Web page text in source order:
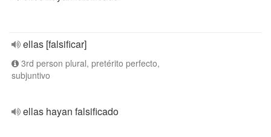
ellas [falsificar]
3rd person plural, pretérito perfecto,
subjuntivo
ellas hayan falsificado